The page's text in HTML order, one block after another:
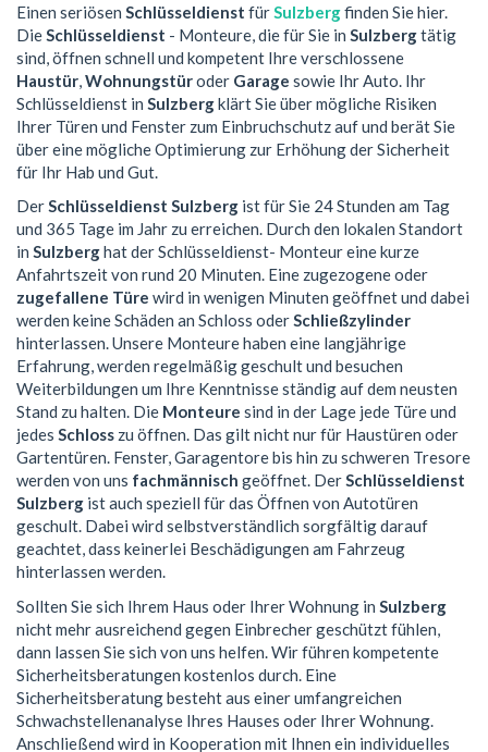
Einen seriösen Schlüsseldienst fürSulzbergfinden Sie hier.
DieSchlüsseldienst - Monteure, die für Sie in Sulzbergtätig
sind, öffnen schnell und kompetent Ihre verschlossene
Haustür,Wohnungstüroder Garage sowie Ihr Auto. Ihr
Schlüsseldienst in Sulzbergklärt Sie über mögliche Risiken
Ihrer Türen und Fenster zum Einbruchschutz auf und berät Sie
über eine mögliche Optimierung zur Erhöhung der Sicherheit
für Ihr Hab und Gut.
DerSchlüsseldienst Sulzberg ist für Sie 24 Stunden am Tag
und 365 Tage im Jahr zu erreichen. Durch den lokalen Standort
in Sulzberghat der Schlüsseldienst- Monteur eine kurze
Anfahrtszeit von rund 20 Minuten. Eine zugezogene oder
zugefallene Türe wird in wenigen Minuten geöffnet und dabei
werden keine Schäden an Schloss oderSchließzylinder
hinterlassen. Unsere Monteure haben eine langjährige
Erfahrung, werden regelmäßig geschult und besuchen
Weiterbildungen um Ihre Kenntnisse ständig auf dem neusten
Stand zu halten. Die Monteure sind in der Lage jede Türe und
jedes Schloss zu öffnen. Das gilt nicht nur für Haustüren oder
Gartentüren. Fenster, Garagentore bis hin zu schweren Tresore
werden von uns fachmännisch geöffnet. DerSchlüsseldienst
Sulzberg ist auch speziell für das Öffnen von Autotüren
geschult. Dabei wird selbstverständlich sorgfältig darauf
geachtet, dass keinerlei Beschädigungen am Fahrzeug
hinterlassen werden.
Sollten Sie sich Ihrem Haus oder Ihrer Wohnung in Sulzberg
nicht mehr ausreichend gegen Einbrecher geschützt fühlen,
dann lassen Sie sich von uns helfen. Wir führen kompetente
Sicherheitsberatungen kostenlos durch. Eine
Sicherheitsberatung besteht aus einer umfangreichen
Schwachstellenanalyse Ihres Hauses oder Ihrer Wohnung.
Anschließend wird in Kooperation mit Ihnen ein individuelles